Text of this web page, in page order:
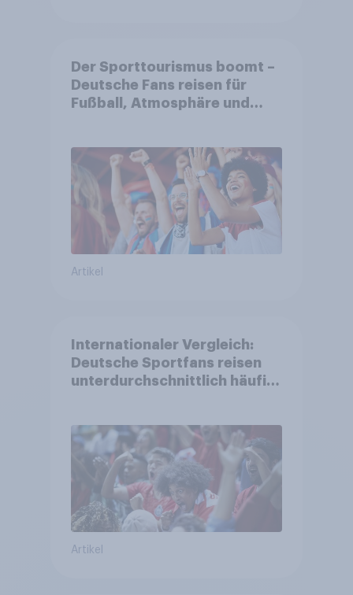
Der Sporttourismus boomt –
Deutsche Fans reisen für
Fußball, Atmosphäre und
Artikel
Internationaler Vergleich:
Deutsche Sportfans reisen
unterdurchschnittlich häufig
Artikel